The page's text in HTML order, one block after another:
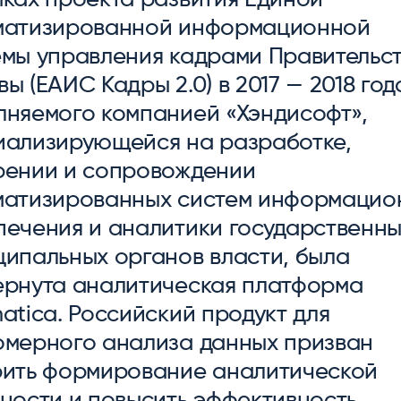
И ТЕКСТОВЫЕ БОТЫ
Преферентум
ИНТЕЛЛЕКТУАЛЬНАЯ ОБРАБОТКА
MD Audit
КОНТРОЛЬ ОПЕРАЦИОННОЙ
ДЕЯТЕЛЬНОСТИ
информационной
управления кадрами
(ЕАИС Кадры 2.0) в 2017 — 2018
компанией «Хэндисофт»,
на разработке,
и сопровождении
систем
и аналитики
органов власти, была
аналитическая платформа
Российский продукт для
анализа данных призван
формирование аналитической